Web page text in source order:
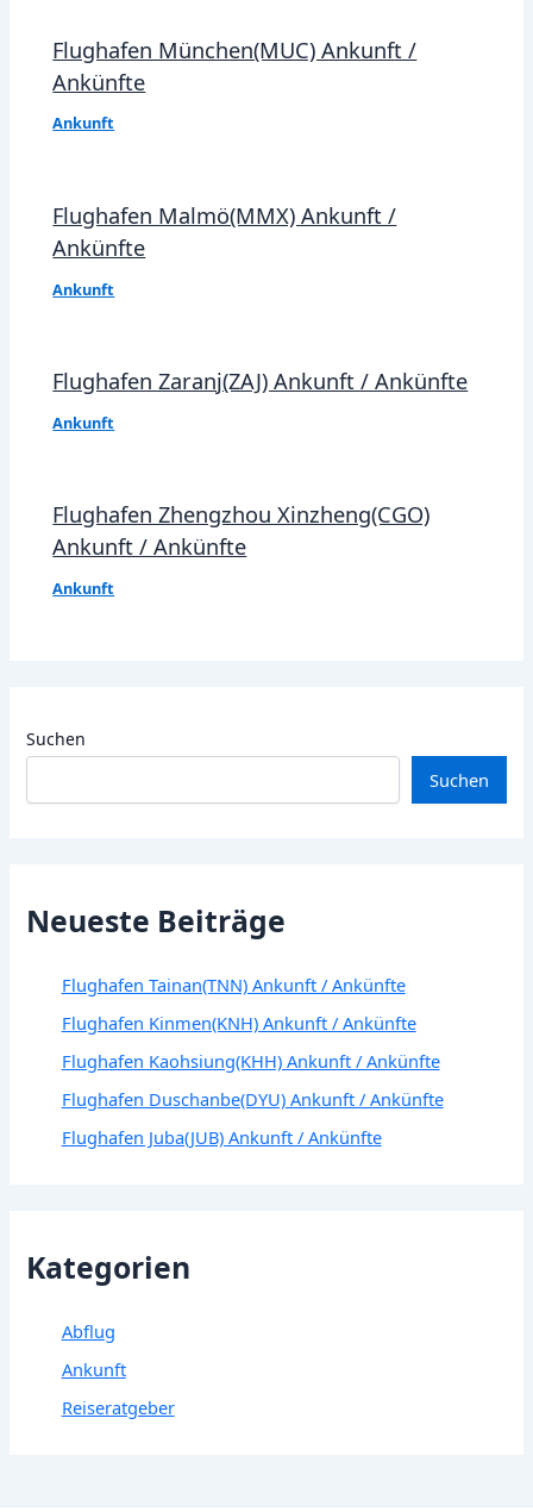
Flughafen München(MUC) Ankunft /
Ankünfte
Ankunft
Flughafen Malmö(MMX) Ankunft /
Ankünfte
Ankunft
Flughafen Zaranj(ZAJ) Ankunft / Ankünfte
Ankunft
Flughafen Zhengzhou Xinzheng(CGO)
Ankunft / Ankünfte
Ankunft
Suchen
Suchen
Neueste Beiträge
Flughafen Tainan(TNN) Ankunft / Ankünfte
Flughafen Kinmen(KNH) Ankunft / Ankünfte
Flughafen Kaohsiung(KHH) Ankunft / Ankünfte
Flughafen Duschanbe(DYU) Ankunft / Ankünfte
Flughafen Juba(JUB) Ankunft / Ankünfte
Kategorien
Abflug
Ankunft
Reiseratgeber